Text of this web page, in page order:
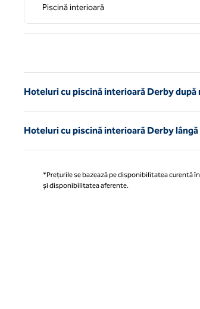
Piscină interioară
Hoteluri cu piscină interioară Derby după
Hoteluri cu piscină interioară Derby
*Prețurile se bazează pe disponibilitatea curentă
și disponibilitatea aferente.